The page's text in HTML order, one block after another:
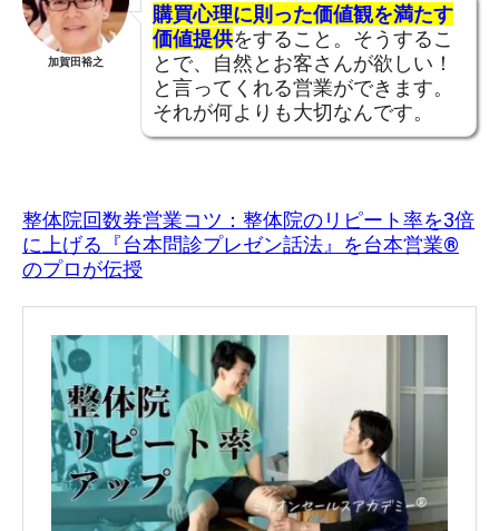
加賀田裕之
購買心理に則った価値観を満たす
価値提供をすること。そうするこ
とで、自然とお客さんが欲しい！
と言ってくれる営業ができます。
それが何よりも大切なんです。
整体院回数券営業コツ：整体院のリピート率を3倍
に上げる『台本問診プレゼン話法』を台本営業®︎
のプロが伝授